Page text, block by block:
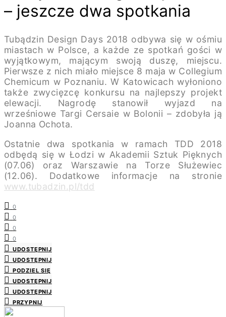
– jeszcze dwa spotkania
Tubądzin Design Days 2018 odbywa się w ośmiu
miastach w Polsce, a każde ze spotkań gości w
wyjątkowym, mającym swoją duszę, miejscu.
Pierwsze z nich miało miejsce 8 maja w Collegium
Chemicum w Poznaniu. W Katowicach wyłoniono
także zwycięzcę konkursu na najlepszy projekt
elewacji. Nagrodę stanowił wyjazd na
wrześniowe Targi Cersaie w Bolonii – zdobyła ją
Joanna Ochota.
Ostatnie dwa spotkania w ramach TDD 2018
odbędą się w Łodzi w Akademii Sztuk Pięknych
(07.06) oraz Warszawie na Torze Służewiec
(12.06). Dodatkowe informacje na stronie
www.tubadzin.pl/tdd
0
0
0
0
UDOSTĘPNIJ
UDOSTĘPNIJ
PODZIEL SIĘ
UDOSTĘPNIJ
UDOSTĘPNIJ
PRZYPNIJ